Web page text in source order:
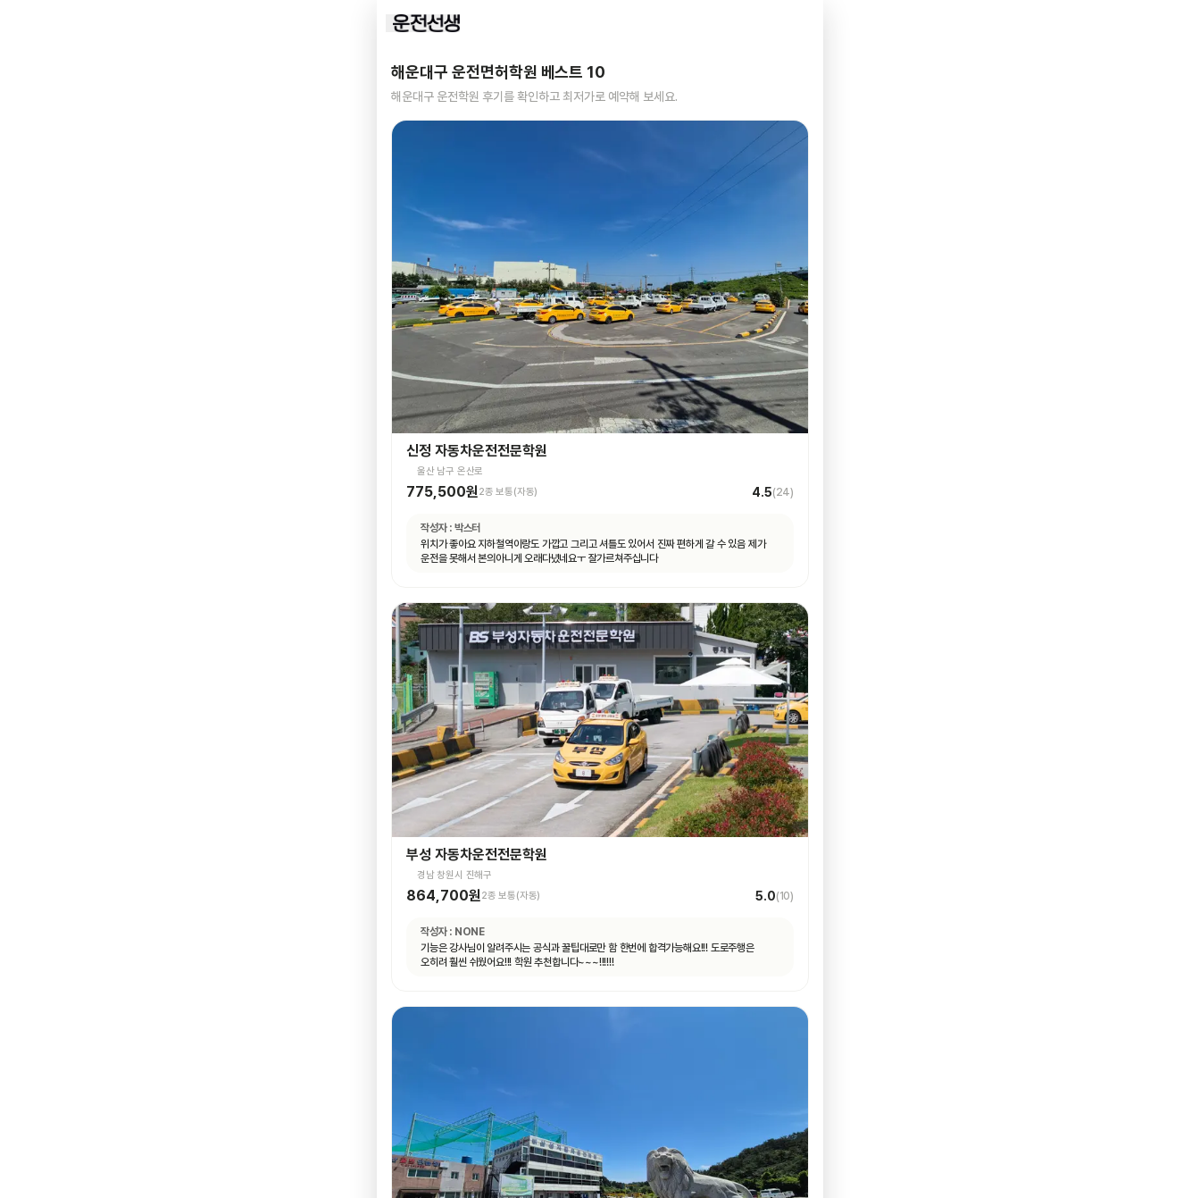
해운대구 운전면허학원 베스트 10
해운대구 운전학원 후기를 확인하고 최저가로 예약해 보세요.
신정 자동차운전전문학원
울산 남구 온산로
775,500원 2종 보통(자동) 4.5(24)
작성자 : 박스터
위치가 좋아요 지하철역이랑도 가깝고 그리고 셔틀도 있어서 진짜 편하게 갈 수 있음 제가
운전을 못해서 본의아니게 오래다녔네요ㅜ 잘가르쳐주십니다
부성 자동차운전전문학원
경남 창원시 진해구
864,700원 2종 보통(자동) 5.0(10)
작성자 : NONE
기능은 강사님이 알려주시는 공식과 꿀팁대로만 함 한번에 합격가능해요!!! 도로주행은
오히려 훨씬 쉬웠어요!!! 학원 추천합니다~~~!!!!!!